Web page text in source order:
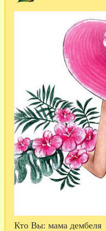
Кто Вы: мама дембеля